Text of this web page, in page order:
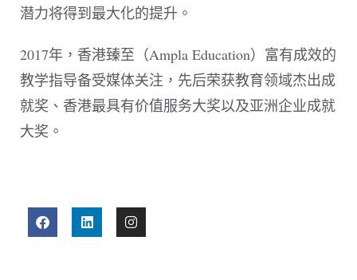
潜力将得到最大化的提升。
2017年，香港臻至（Ampla Education）富有成效的
教学指导备受媒体关注，先后荣获教育领域杰出成
就奖、香港最具有价值服务大奖以及亚洲企业成就
大奖。